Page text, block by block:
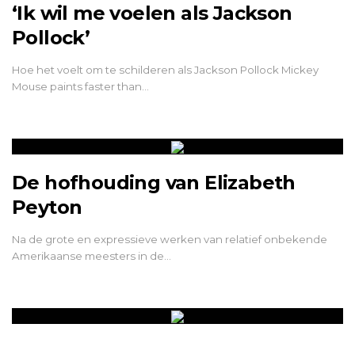
‘Ik wil me voelen als Jackson
Pollock’
Hoe het voelt om te schilderen als Jackson Pollock Mickey
Mouse paints faster than…
De hofhouding van Elizabeth
Peyton
Na de grote en expressieve werken van relatief onbekende
Amerikaanse meesters in de…